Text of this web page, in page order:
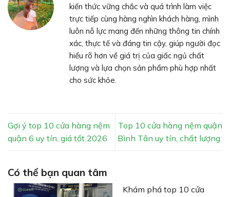
kiến thức vững chắc và quá trình làm việc
trực tiếp cùng hàng nghìn khách hàng, mình
luôn nỗ lực mang đến những thông tin chính
xác, thực tế và đáng tin cậy, giúp người đọc
hiểu rõ hơn về giá trị của giấc ngủ chất
lượng và lựa chọn sản phẩm phù hợp nhất
cho sức khỏe.
Gợi ý top 10 cửa hàng nệm
quận 6 uy tín, giá tốt 2026
Top 10 cửa hàng nệm quận
Bình Tân uy tín, chất lượng
Có thể bạn quan tâm
Khám phá top 10 cửa